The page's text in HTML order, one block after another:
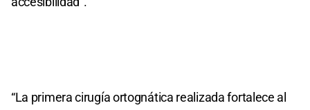
“La primera cirugía ortognática realizada fortalece al